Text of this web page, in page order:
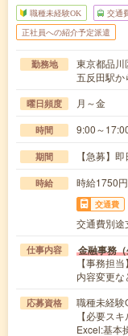
職種未経験OK 交通
正社員への紹介予定派遣
勤務地
東京都品川
五反田駅か
曜日頻度 月～金
時間 9:00～
期間 【急募】
時給 時給1750
交通費
交通費別途
仕事内容 金融事務
【事務担
内容変更
応募資格
職種未経験
【必要ス
Excel:基本